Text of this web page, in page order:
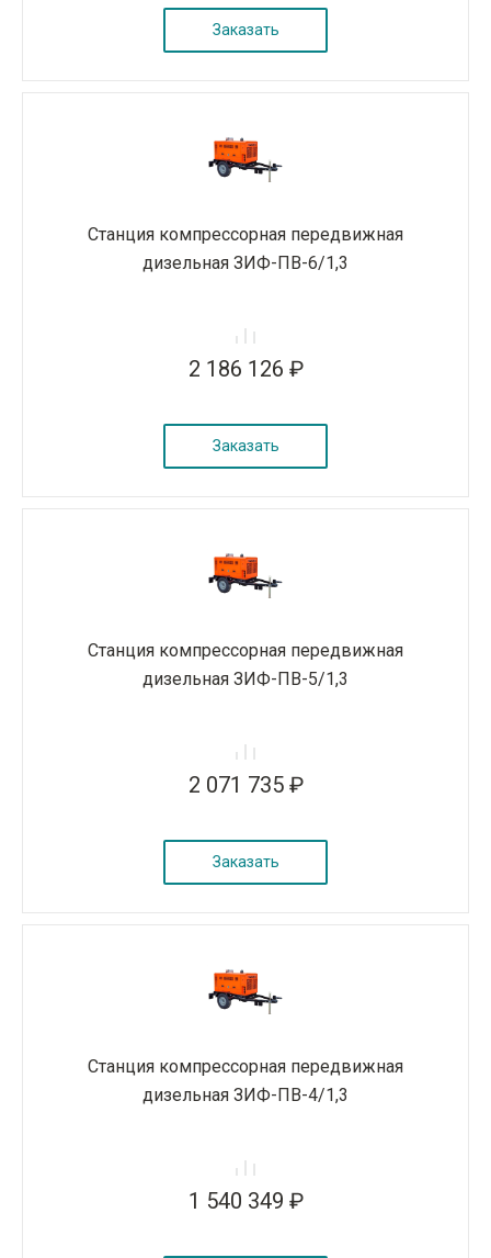
Заказать
Станция компрессорная передвижная
дизельная ЗИФ-ПВ-6/1,3
2 186 126 ₽
Заказать
Станция компрессорная передвижная
дизельная ЗИФ-ПВ-5/1,3
2 071 735 ₽
Заказать
Станция компрессорная передвижная
дизельная ЗИФ-ПВ-4/1,3
1 540 349 ₽